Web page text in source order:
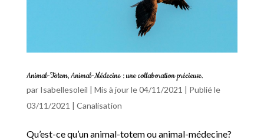
Animal-Totem, Animal-Médecine : une collaboration précieuse.
par Isabellesoleil | Mis à jour le 04/11/2021 | Publié le
03/11/2021 | Canalisation
Qu’est-ce qu’un animal-totem ou animal-médecine?